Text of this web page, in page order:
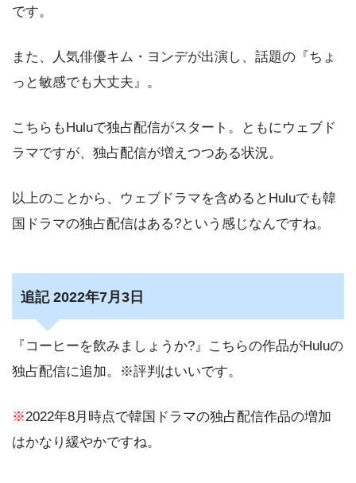
です。
また、人気俳優キム・ヨンデが出演し、話題の『ちょ
っと敏感でも大丈夫』。
こちらもHuluで独占配信がスタート。ともにウェブド
ラマですが、独占配信が増えつつある状況。
以上のことから、ウェブドラマを含めるとHuluでも韓
国ドラマの独占配信はある?という感じなんですね。
追記 2022年7月3日
『コーヒーを飲みましょうか?』こちらの作品がHuluの
独占配信に追加。※評判はいいです。
※2022年8月時点で韓国ドラマの独占配信作品の増加
はかなり緩やかですね。